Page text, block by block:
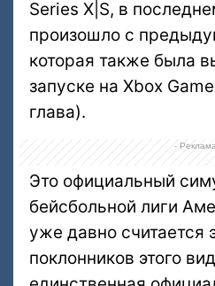
Series X|S, в
произошло с
которая также была
запуске на Xbox
глава).
-
Это официальный
бейсбольной лиги
уже давно считается
поклонников этого